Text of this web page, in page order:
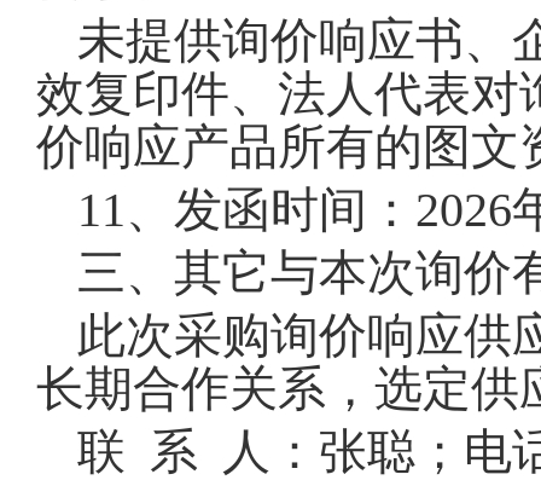
未提供询价响应书、
效复印件、法人代表对
价响应产品所有的图文
11、发函时间： 2026
三、其它与本次询价
此次采购询价响应供
长期合作关系，选定供
联 系 人： 张聪；电